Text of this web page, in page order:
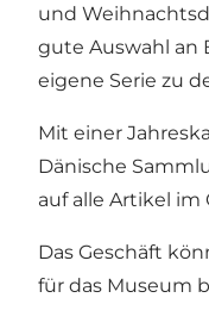
und
gute Auswahl an
eigene Serie zu
Mit einer
Dänische
auf alle Artikel im
Das Geschäft
für das Museum